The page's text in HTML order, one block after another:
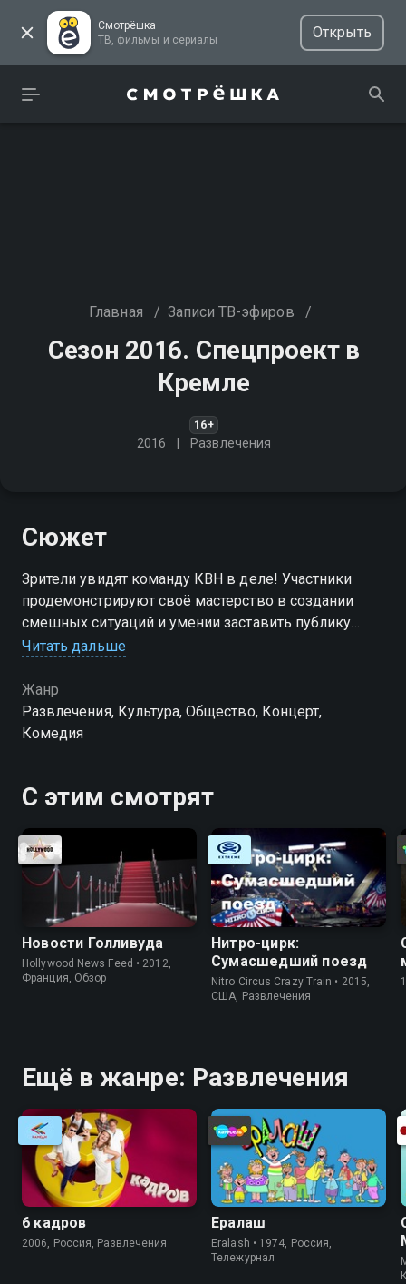
Смотрёшка
ТВ, фильмы и сериалы
Открыть
Главная / Записи ТВ-эфиров /
Сезон 2016. Спецпроект в
Кремле
16+
2016 Развлечения
Сюжет
Зрители увидят команду КВН в деле! Участники
продемонстрируют своё мастерство в создании
смешных ситуаций и умении заставить публику
смеяться до слёз
Читать дальше
Жанр
Развлечения, Культура, Общество, Концерт,
Комедия
С этим смотрят
Новости Голливуда
Hollywood News Feed • 2012,
Франция, Обзор
Нитро-цирк:
Сумасшедший поезд
Nitro Circus Crazy Train • 2015,
США, Развлечения
Ещё в жанре: Развлечения
6 кадров
2006, Россия, Развлечения
Ералаш
Eralash • 1974, Россия,
Тележурнал